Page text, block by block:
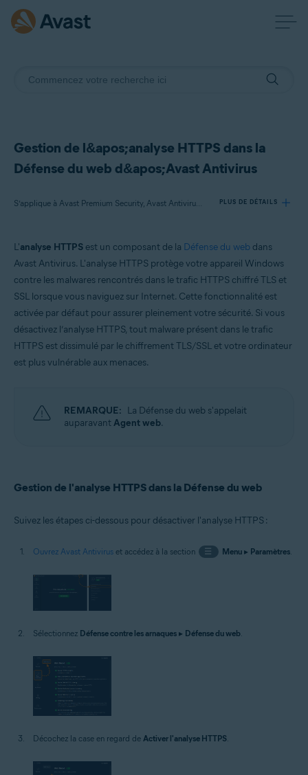
Gestion de l&apos;analyse HTTPS dans la
Défense du web d&apos;Avast Antivirus
S’applique à Avast Premium Security, Avast Antivirus Gratuit PLUS DE DÉTAILS
Produits:
Avast Antivirus Gratuit
Systèmes d'exploitation:
Windows
L'analyse HTTPS est un composant de la Défense du web dans
Avast Antivirus. L'analyse HTTPS protège votre appareil Windows
contre les malwares rencontrés dans le trafic HTTPS chiffré TLS et
SSL lorsque vous naviguez sur Internet. Cette fonctionnalité est
activée par défaut pour assurer pleinement votre sécurité. Si vous
désactivez l’analyse HTTPS, tout malware présent dans le trafic
HTTPS est dissimulé par le chiffrement TLS/SSL et votre ordinateur
est plus vulnérable aux menaces.
REMARQUE: La Défense du web s'appelait
auparavantAgent web.
Gestion de l'analyse HTTPS dans la Défense du web
Suivez les étapes ci-dessous pour désactiver l'analyse HTTPS :
Ouvrez Avast Antivirus et accédez à la section ☰ Menu▸ Paramètres.
Sélectionnez Défense contre les arnaques ▸ Défense du web.
Décochez la case en regard de Activer l'analyse HTTPS.